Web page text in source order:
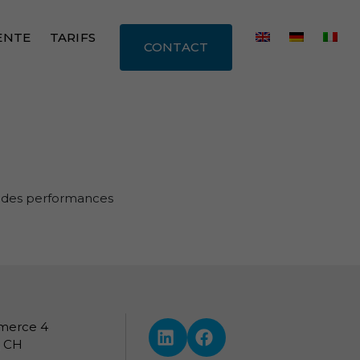
TARIFS
CONTACT
performances
4
LinkedIn — i4M Services
Facebook